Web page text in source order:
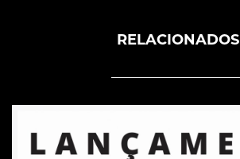
RELACIONADOS